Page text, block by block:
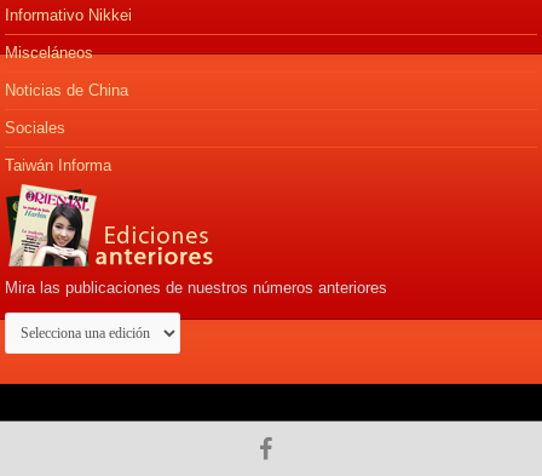
Informativo Nikkei
Misceláneos
Noticias de China
Sociales
Taiwán Informa
Mira las publicaciones de nuestros números anteriores